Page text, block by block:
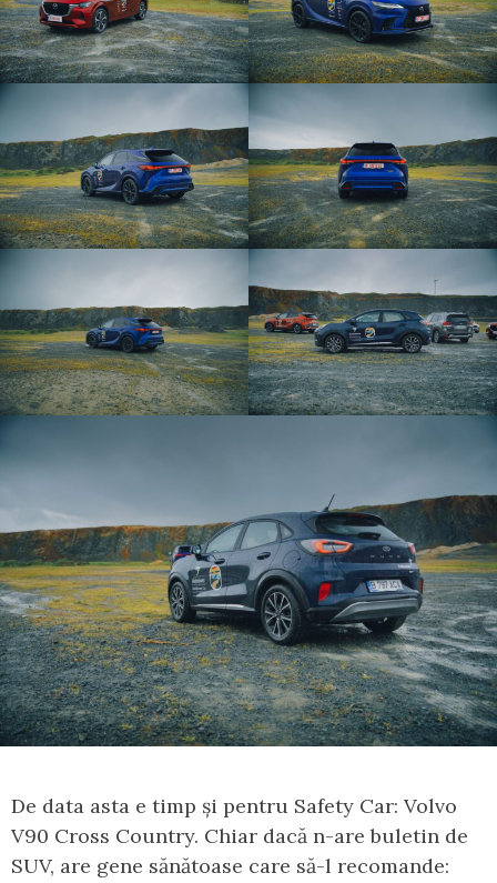
De data asta e timp și pentru Safety Car: Volvo
V90 Cross Country. Chiar dacă n-are buletin de
SUV, are gene sănătoase care să-l recomande: